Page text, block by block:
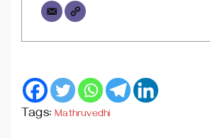
Tags: Mathruvedhi